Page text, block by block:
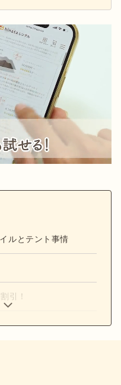
ルとテント事情
引！